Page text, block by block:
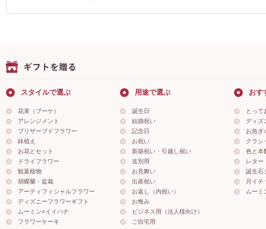
スタイルで選ぶ
花束（ブーケ）
アレンジメント
プリザーブドフラワー
鉢植え
お花とセット
ドライフラワー
観葉植物
胡蝶蘭・盆栽
アーティフィシャルフラワー
ディズニーフラワーギフト
ムーミン×イイハナ
フラワーケーキ
用途で選ぶ
誕生日
結婚祝い
記念日
お祝い
新築祝い・引越し祝い
送別用
お見舞い
出産祝い
お返し（内祝い）
お悔み
ビジネス用（法人様向け）
ご自宅用
おす
とって
ディズ
お急ぎ
クラシ
色と本
レター
誕生石
月イチ
ムーミ